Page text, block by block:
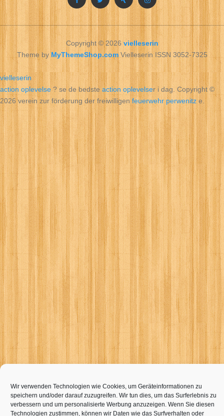
Copyright © 2026vielleserin
Theme by MyThemeShop.comVielleserin ISSN 3052-7325
vielleserin
Wir verwenden Technologien wie Cookies, um Geräteinformationen zu
speichern und/oder darauf zuzugreifen. Wir tun dies, um das Surferlebnis zu
verbessern und um personalisierte Werbung anzuzeigen. Wenn Sie diesen
Technologien zustimmen, können wir Daten wie das Surfverhalten oder
action oplevelse? se de bedsteaction oplevelser i dag. Copyright ©
2026 verein zur förderung der freiwilligenfeuerwehr perwenitze.